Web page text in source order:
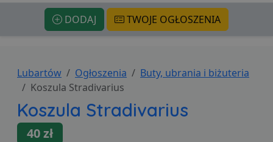
DODAJ TWOJE OGŁOSZENIA
Lubartów Ogłoszenia
Buty, ubrania i biżuteria
Koszula Stradivarius
Koszula Stradivarius
40 zł